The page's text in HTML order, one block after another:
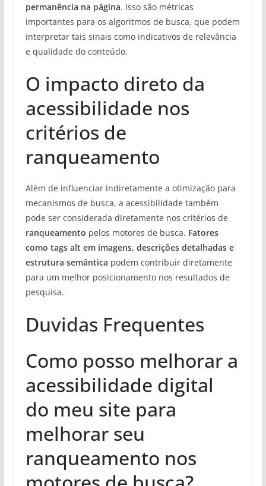
permanência na página. Isso são métricas
importantes para os algoritmos de busca, que podem
interpretar tais sinais como indicativos de relevância
e qualidade do conteúdo.
O impacto direto da
acessibilidade nos
critérios de
ranqueamento
Além de influenciar indiretamente a otimização para
mecanismos de busca, a acessibilidade também
pode ser considerada diretamente nos critérios de
ranqueamento pelos motores de busca. Fatores
como tags alt em imagens, descrições detalhadas e
estrutura semântica podem contribuir diretamente
para um melhor posicionamento nos resultados de
pesquisa.
Duvidas Frequentes
Como posso melhorar a
acessibilidade digital
do meu site para
melhorar seu
ranqueamento nos